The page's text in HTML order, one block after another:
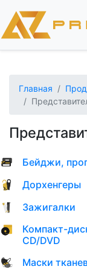
Главная
Бейджи,
Дорхенгеры
Зажигалки
Компакт-
CD/DVD
Маски